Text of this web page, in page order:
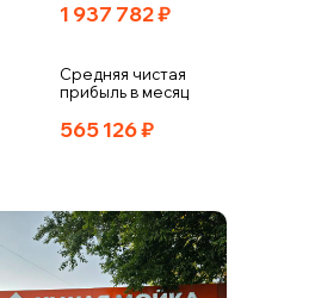
1 937 782₽
Средняя чистая
прибыль в месяц
565 126₽